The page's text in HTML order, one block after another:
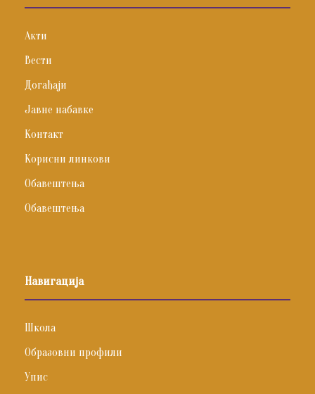
Акти
Вести
Догађаји
Јавне набавке
Контакт
Корисни линкови
Обавештења
Обавештења
Навигација
Школа
Образовни профили
Упис